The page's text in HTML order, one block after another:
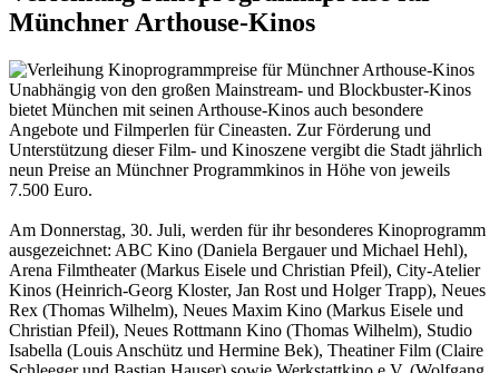
Münchner Arthouse-Kinos
Unabhängig von den großen Mainstream- und Blockbuster-Kinos
bietet München mit seinen Arthouse-Kinos auch besondere
Angebote und Filmperlen für Cineasten. Zur Förderung und
Unterstützung dieser Film- und Kinoszene vergibt die Stadt jährlich
neun Preise an Münchner Programmkinos in Höhe von jeweils
7.500 Euro.
Am Donnerstag, 30. Juli, werden für ihr besonderes Kinoprogramm
ausgezeichnet: ABC Kino (Daniela Bergauer und Michael Hehl),
Arena Filmtheater (Markus Eisele und Christian Pfeil), City-Atelier
Kinos (Heinrich-Georg Kloster, Jan Rost und Holger Trapp), Neues
Rex (Thomas Wilhelm), Neues Maxim Kino (Markus Eisele und
Christian Pfeil), Neues Rottmann Kino (Thomas Wilhelm), Studio
Isabella (Louis Anschütz und Hermine Bek), Theatiner Film (Claire